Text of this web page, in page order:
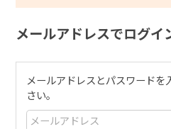
メールアドレスでログイ
メールアドレスとパスワードを
さい。